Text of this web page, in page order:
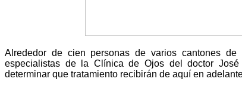
Alrededor de cien personas de varios cantones
especialistas de la Clínica de Ojos del doctor
determinar que tratamiento recibirán de aquí en